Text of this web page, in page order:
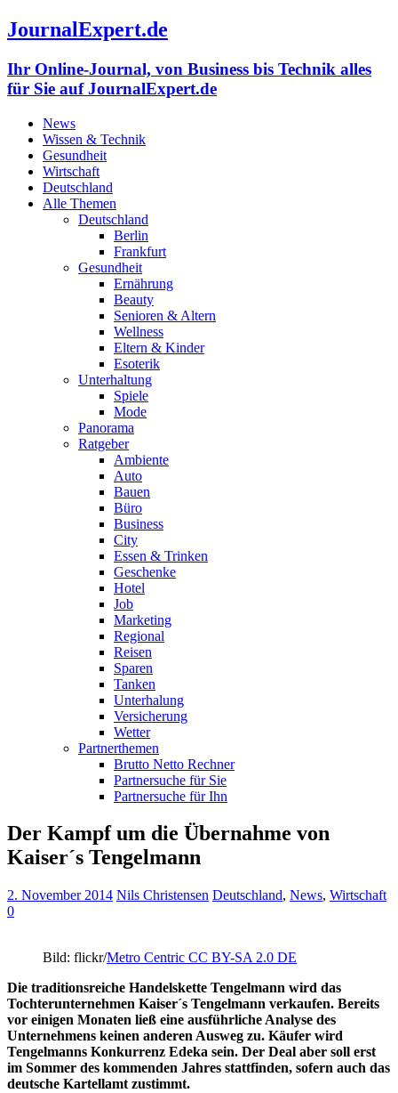
JournalExpert.de
Ihr Online-Journal, von Business bis Technik alles
für Sie auf JournalExpert.de
News
Wissen & Technik
Gesundheit
Wirtschaft
Deutschland
Alle Themen
Deutschland
Berlin
Frankfurt
Gesundheit
Ernährung
Beauty
Senioren & Altern
Wellness
Eltern & Kinder
Esoterik
Unterhaltung
Spiele
Mode
Panorama
Ratgeber
Ambiente
Auto
Bauen
Büro
Business
City
Essen & Trinken
Geschenke
Hotel
Job
Marketing
Regional
Reisen
Sparen
Tanken
Unterhalung
Versicherung
Wetter
Partnerthemen
Brutto Netto Rechner
Partnersuche für Sie
Partnersuche für Ihn
Der Kampf um die Übernahme von
Kaiser´s Tengelmann
2. November 2014 Nils Christensen Deutschland, News, Wirtschaft
0
Bild: flickr/Metro Centric CC BY-SA 2.0 DE
Die traditionsreiche Handelskette Tengelmann wird das
Tochterunternehmen Kaiser´s Tengelmann verkaufen. Bereits
vor einigen Monaten ließ eine ausführliche Analyse des
Unternehmens keinen anderen Ausweg zu. Käufer wird
Tengelmanns Konkurrenz Edeka sein. Der Deal aber soll erst
im Sommer des kommenden Jahres stattfinden, sofern auch das
deutsche Kartellamt zustimmt.